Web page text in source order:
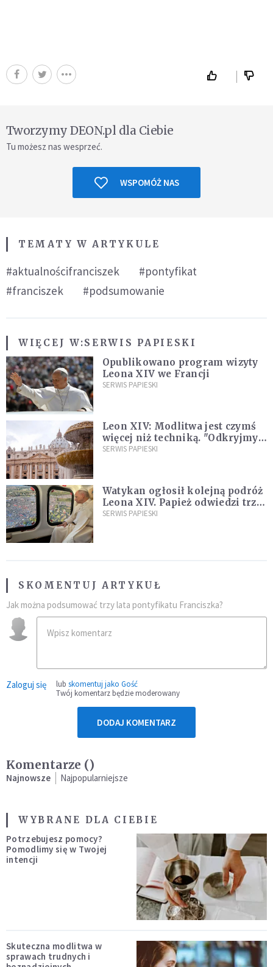
Tworzymy DEON.pl dla Ciebie
Tu możesz nas wesprzeć.
WSPOMÓŻ NAS
TEMATY W ARTYKULE
#aktualnościfranciszek
#pontyfikat
#franciszek
#podsumowanie
WIĘCEJ W:SERWIS PAPIESKI
Opublikowano program wizyty
Leona XIV we Francji
SERWIS PAPIESKI
Leon XIV: Modlitwa jest czymś
więcej niż techniką. "Odkryjmy
ją na nowo"
SERWIS PAPIESKI
Watykan ogłosił kolejną podróż
Leona XIV. Papież odwiedzi trzy
kraje Ameryki Południowej
SERWIS PAPIESKI
SKOMENTUJ ARTYKUŁ
Jak można podsumować trzy lata pontyfikatu Franciszka?
Zaloguj się lub skomentuj jako Gość
Twój komentarz będzie moderowany
DODAJ KOMENTARZ
Komentarze ()
Najnowsze Najpopularniejsze
WYBRANE DLA CIEBIE
Potrzebujesz pomocy?
Pomodlimy się w Twojej
intencji
Skuteczna modlitwa w
sprawach trudnych i